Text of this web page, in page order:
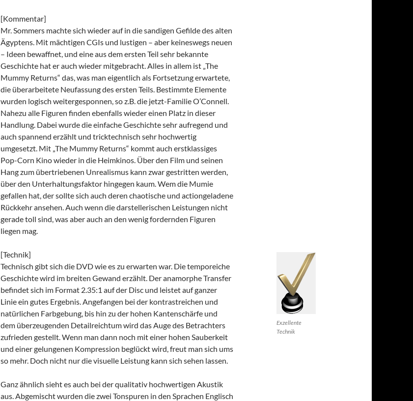
[Kommentar]
Mr. Sommers machte sich wieder auf in die sandigen Gefilde des alten
Ägyptens. Mit mächtigen CGIs und lustigen – aber keineswegs neuen
– Ideen bewaffnet, und eine aus dem ersten Teil sehr bekannte
Geschichte hat er auch wieder mitgebracht. Alles in allem ist „The
Mummy Returns“ das, was man eigentlich als Fortsetzung erwartete,
die überarbeitete Neufassung des ersten Teils. Bestimmte Elemente
wurden logisch weitergesponnen, so z.B. die jetzt-Familie O’Connell.
Nahezu alle Figuren finden ebenfalls wieder einen Platz in dieser
Handlung. Dabei wurde die einfache Geschichte sehr aufregend und
auch spannend erzählt und tricktechnisch sehr hochwertig
umgesetzt. Mit „The Mummy Returns“ kommt auch erstklassiges
Pop-Corn Kino wieder in die Heimkinos. Über den Film und seinen
Hang zum übertriebenen Unrealismus kann zwar gestritten werden,
über den Unterhaltungsfaktor hingegen kaum. Wem die Mumie
gefallen hat, der sollte sich auch deren chaotische und actiongeladene
Rückkehr ansehen. Auch wenn die darstellerischen Leistungen nicht
gerade toll sind, was aber auch an den wenig fordernden Figuren
liegen mag.
Exzellente
Technik
[Technik]
Technisch gibt sich die DVD wie es zu erwarten war. Die temporeiche
Geschichte wird im breiten Gewand erzählt. Der anamorphe Transfer
befindet sich im Format 2.35:1 auf der Disc und leistet auf ganzer
Linie ein gutes Ergebnis. Angefangen bei der kontrastreichen und
natürlichen Farbgebung, bis hin zu der hohen Kantenschärfe und
dem überzeugenden Detailreichtum wird das Auge des Betrachters
zufrieden gestellt. Wenn man dann noch mit einer hohen Sauberkeit
und einer gelungenen Kompression beglückt wird, freut man sich ums
so mehr. Doch nicht nur die visuelle Leistung kann sich sehen lassen.
Ganz ähnlich sieht es auch bei der qualitativ hochwertigen Akustik
aus. Abgemischt wurden die zwei Tonspuren in den Sprachen Englisch